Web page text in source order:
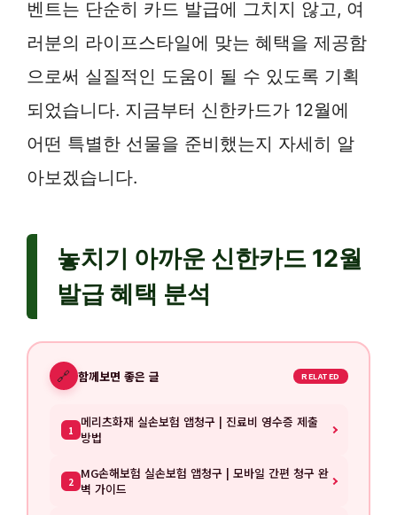
벤트는 단순히 카드 발급에 그치지 않고, 여
러분의 라이프스타일에 맞는 혜택을 제공함
으로써 실질적인 도움이 될 수 있도록 기획
되었습니다. 지금부터 신한카드가 12월에
어떤 특별한 선물을 준비했는지 자세히 알
아보겠습니다.
놓치기 아까운 신한카드 12월
발급 혜택 분석
🔗 함께보면 좋은 글 RELATED
1 메리츠화재 실손보험 앱청구 | 진료비 영수증 제출
방법
2 MG손해보험 실손보험 앱청구 | 모바일 간편 청구 완
벽 가이드